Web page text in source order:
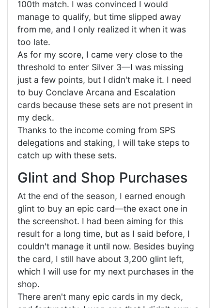
100th match. I was convinced I would
manage to qualify, but time slipped away
from me, and I only realized it when it was
too late.
As for my score, I came very close to the
threshold to enter Silver 3—I was missing
just a few points, but I didn't make it. I need
to buy Conclave Arcana and Escalation
cards because these sets are not present in
my deck.
Thanks to the income coming from SPS
delegations and staking, I will take steps to
catch up with these sets.
Glint and Shop Purchases
At the end of the season, I earned enough
glint to buy an epic card—the exact one in
the screenshot. I had been aiming for this
result for a long time, but as I said before, I
couldn't manage it until now. Besides buying
the card, I still have about 3,200 glint left,
which I will use for my next purchases in the
shop.
There aren't many epic cards in my deck,